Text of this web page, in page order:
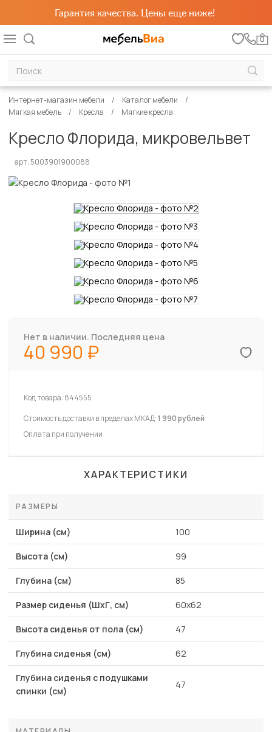
Гарантия качества. Цены еще ниже!
0
Интернет-магазин мебели
Каталог мебели
Мягкая мебель
Кресла Мягкие кресла
Кресло Флорида, микровельвет
арт. 5003901900088
Нет в наличии. Последняя цена
40 990
Код товара: 844555
Стоимость доставки в пределах МКАД:1 990 рублей
Оплата при получении
ХАРАКТЕРИСТИКИ
РАЗМЕРЫ
Ширина (см) 100
Высота (см) 99
Глубина (см) 85
Размер сиденья (ШхГ, см) 60х62
Высота сиденья от пола (см) 47
Глубина сиденья (см) 62
Глубина сиденья с подушками
спинки (см)
47